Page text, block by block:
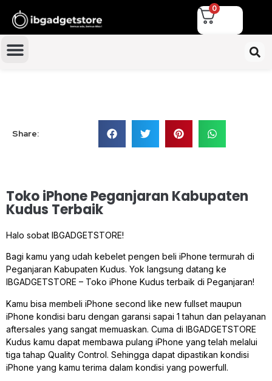
0
Share:
Toko iPhone Peganjaran Kabupaten
Kudus Terbaik
Halo sobat IBGADGETSTORE!
Bagi kamu yang udah kebelet pengen beli iPhone termurah di
Peganjaran Kabupaten Kudus. Yok langsung datang ke
IBGADGETSTORE – Toko iPhone Kudus terbaik di Peganjaran!
Kamu bisa membeli iPhone second like new fullset maupun
iPhone kondisi baru dengan garansi sapai 1 tahun dan pelayanan
aftersales yang sangat memuaskan. Cuma di IBGADGETSTORE
Kudus kamu dapat membawa pulang iPhone yang telah melalui
tiga tahap Quality Control. Sehingga dapat dipastikan kondisi
iPhone yang kamu terima dalam kondisi yang powerfull.